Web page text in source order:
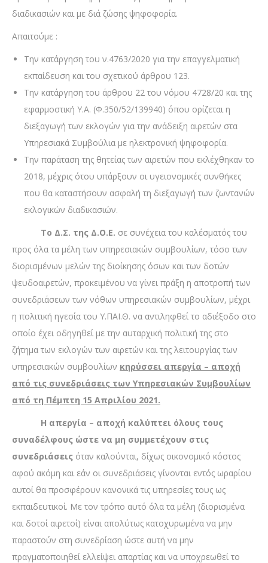
διαδικασιών και με διά ζώσης ψηφοφορία.
Απαιτούμε :
Την κατάργηση του ν.4763/2020 για την επαγγελματική
εκπαίδευση και του σχετικού άρθρου 123.
Την κατάργηση του άρθρου 22 του νόμου 4728/20 και της
εφαρμοστική Υ.Α. (Φ.350/52/139940) όπου ορίζεται η
διεξαγωγή των εκλογών για την ανάδειξη αιρετών στα
Υπηρεσιακά Συμβούλια με ηλεκτρονική ψηφοφορία.
Την παράταση της θητείας των αιρετών που εκλέχθηκαν το
2018, μέχρις ότου υπάρξουν οι υγειονομικές συνθήκες
που θα καταστήσουν ασφαλή τη διεξαγωγή των ζωντανών
εκλογικών διαδικασιών.
Το Δ.Σ. της Δ.Ο.Ε. σε συνέχεια του καλέσματός του
προς όλα τα μέλη των υπηρεσιακών συμβουλίων, τόσο των
διορισμένων μελών της διοίκησης όσων και των δοτών
ψευδοαιρετών, προκειμένου να γίνει πράξη η αποτροπή των
συνεδριάσεων των νόθων υπηρεσιακών συμβουλίων, μέχρι
η πολιτική ηγεσία του Υ.ΠΑΙ.Θ. να αντιληφθεί το αδιέξοδο στο
οποίο έχει οδηγηθεί με την αυταρχική πολιτική της στο
ζήτημα των εκλογών των αιρετών και της λειτουργίας των
υπηρεσιακών συμβουλίων κηρύσσει απεργία – αποχή
από τις συνεδριάσεις των Υπηρεσιακών Συμβουλίων
από τη Πέμπτη 15 Απριλίου 2021.
Η απεργία – αποχή καλύπτει όλους τους
συναδέλφους ώστε να μη συμμετέχουν στις
συνεδριάσεις όταν καλούνται, δίχως οικονομικό κόστος
αφού ακόμη και εάν οι συνεδριάσεις γίνονται εντός ωραρίου
αυτοί θα προσφέρουν κανονικά τις υπηρεσίες τους ως
εκπαιδευτικοί. Με τον τρόπο αυτό όλα τα μέλη (διορισμένα
και δοτοί αιρετοί) είναι απολύτως κατοχυρωμένα να μην
παραστούν στη συνεδρίαση ώστε αυτή να μην
πραγματοποιηθεί ελλείψει απαρτίας και να υποχρεωθεί το